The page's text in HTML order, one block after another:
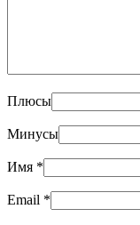
Плюсы
Минусы
Имя *
Email *